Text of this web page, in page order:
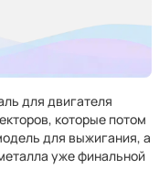
для двигателя
которые потом
для выжигания, а
уже финальной